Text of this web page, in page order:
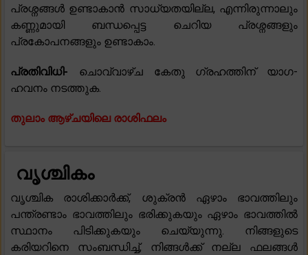
പ്രശ്നങ്ങൾ ഉണ്ടാകാൻ സാധ്യതയില്ല, എന്നിരുന്നാലും
കണ്ണുമായി ബന്ധപ്പെട്ട ചെറിയ പ്രശ്നങ്ങളും
പ്രകോപനങ്ങളും ഉണ്ടാകാം.
പ്രതിവിധി- ചൊവ്വാഴ്ച കേതു ഗ്രഹത്തിന് യാഗ-
ഹവനം നടത്തുക.
തുലാം ആഴ്ചയിലെ രാശിഫലം
വൃശ്ചികം
വൃശ്ചിക രാശിക്കാർക്ക്, ശുക്രൻ ഏഴാം ഭാവത്തിലും
പന്ത്രണ്ടാം ഭാവത്തിലും ഭരിക്കുകയും ഏഴാം ഭാവത്തിൽ
സ്ഥാനം പിടിക്കുകയും ചെയ്യുന്നു. നിങ്ങളുടെ
കരിയറിനെ സംബന്ധിച്ച്, നിങ്ങൾക്ക് നല്ല ഫലങ്ങൾ